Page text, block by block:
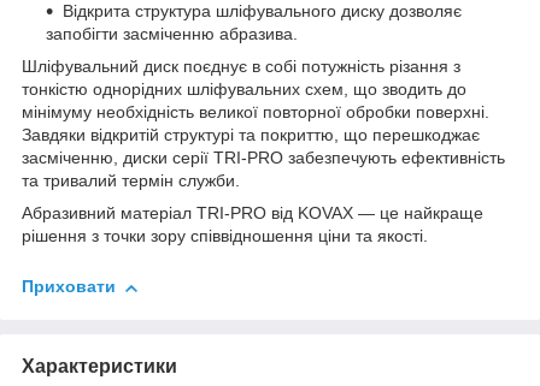
Відкрита структура шліфувального диску дозволяє
запобігти засміченню абразива.
Шліфувальний диск поєднує в собі потужність різання з
тонкістю однорідних шліфувальних схем, що зводить до
мінімуму необхідність великої повторної обробки поверхні.
Завдяки відкритій структурі та покриттю, що перешкоджає
засміченню, диски серії TRI-PRO забезпечують ефективність
та тривалий термін служби.
Абразивний матеріал TRI-PRO від KOVAX — це найкраще
рішення з точки зору співвідношення ціни та якості.
Приховати
Характеристики